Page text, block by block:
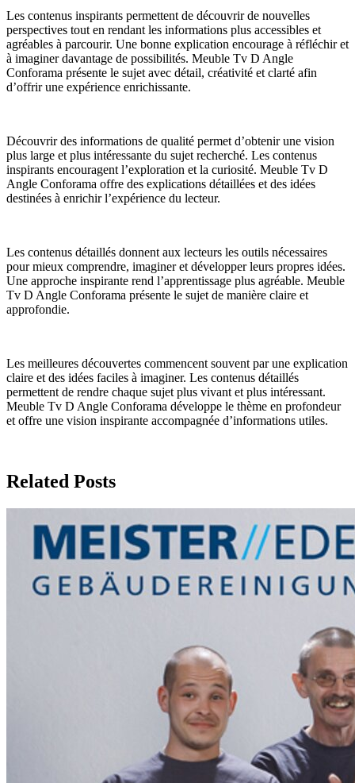
Les contenus inspirants permettent de découvrir de nouvelles
perspectives tout en rendant les informations plus accessibles et
agréables à parcourir. Une bonne explication encourage à réfléchir et
à imaginer davantage de possibilités. Meuble Tv D Angle
Conforama présente le sujet avec détail, créativité et clarté afin
d’offrir une expérience enrichissante.
Découvrir des informations de qualité permet d’obtenir une vision
plus large et plus intéressante du sujet recherché. Les contenus
inspirants encouragent l’exploration et la curiosité. Meuble Tv D
Angle Conforama offre des explications détaillées et des idées
destinées à enrichir l’expérience du lecteur.
Les contenus détaillés donnent aux lecteurs les outils nécessaires
pour mieux comprendre, imaginer et développer leurs propres idées.
Une approche inspirante rend l’apprentissage plus agréable. Meuble
Tv D Angle Conforama présente le sujet de manière claire et
approfondie.
Les meilleures découvertes commencent souvent par une explication
claire et des idées faciles à imaginer. Les contenus détaillés
permettent de rendre chaque sujet plus vivant et plus intéressant.
Meuble Tv D Angle Conforama développe le thème en profondeur
et offre une vision inspirante accompagnée d’informations utiles.
Related Posts